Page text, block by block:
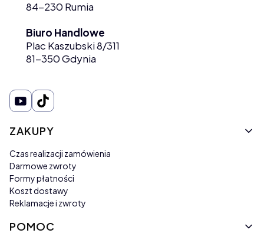
84-230 Rumia
Biuro Handlowe
Plac Kaszubski 8/311
81-350 Gdynia
Linki w stopce
ZAKUPY
Czas realizacji zamówienia
Darmowe zwroty
Formy płatności
Koszt dostawy
Reklamacje i zwroty
POMOC